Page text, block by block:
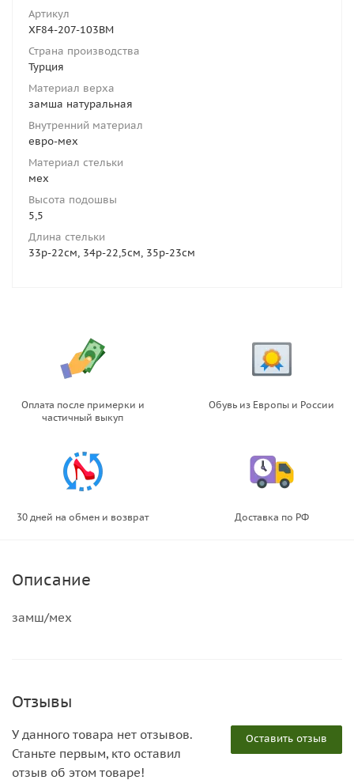
Артикул
XF84-207-103BM
Страна производства
Турция
Материал верха
замша натуральная
Внутренний материал
евро-мех
Материал стельки
мех
Высота подошвы
5,5
Длина стельки
33р-22см, 34р-22,5см, 35р-23см
Оплата после примерки и
частичный выкуп
Обувь из Европы и России
30 дней на обмен и возврат Доставка по РФ
Описание
замш/мех
Отзывы
Оставить отзыв
У данного товара нет отзывов.
Станьте первым, кто оставил
отзыв об этом товаре!